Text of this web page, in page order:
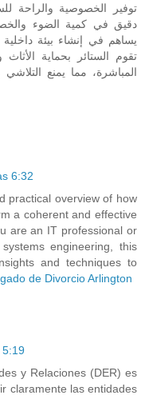
توفير الخصوصية والراحة
دقيق في كمية الضوء
يساهم في إنشاء بيئة
تقوم الستائر بحماية
المباشرة، مما يمنع
6:32
practical overview of how
a coherent and effective
are an IT professional or
engineering, this
and techniques to
de Divorcio Arlington
5:19
y Relaciones (DER) es
claramente las entidades